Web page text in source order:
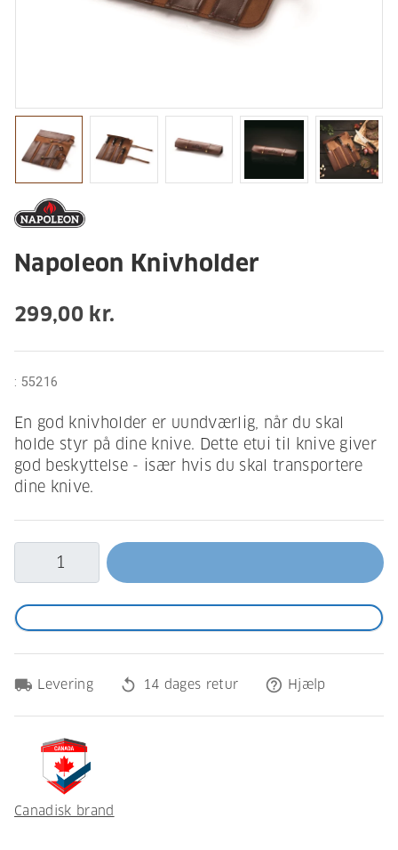
Napoleon Knivholder
299,00 kr.
: 55216
En god knivholder er uundværlig, når du skal
holde styr på dine knive. Dette etui til knive giver
god beskyttelse - især hvis du skal transportere
dine knive.
local_shipping Levering replay 14 dages retur help_outline Hjælp
Canadisk brand